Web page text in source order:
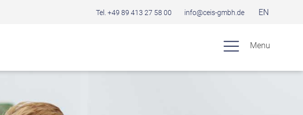
Tel. +49 89 413 27 58 00 info@ceis-gmbh.de EN
Menu